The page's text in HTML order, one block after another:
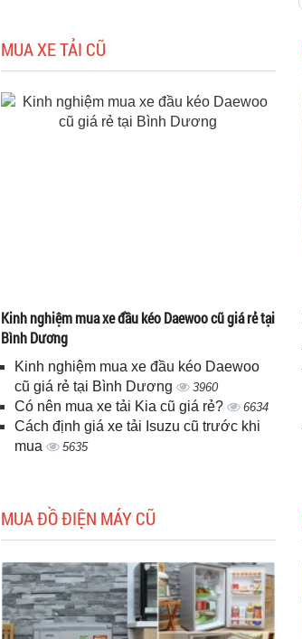
MUA XE TẢI CŨ
Kinh nghiệm mua xe đầu kéo Daewoo cũ giá rẻ tại
Bình Dương
Kinh nghiệm mua xe đầu kéo Daewoo
cũ giá rẻ tại Bình Dương
3960
Có nên mua xe tải Kia cũ giá rẻ? 6634
Cách định giá xe tải Isuzu cũ trước khi
mua
5635
MUA ĐỒ ĐIỆN MÁY CŨ